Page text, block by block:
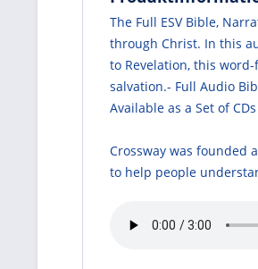
The Full ESV Bible,
through Christ. In this
to Revelation, this
salvation.- Full Audio
Available as a Set of CDs
Crossway was founded
to help people